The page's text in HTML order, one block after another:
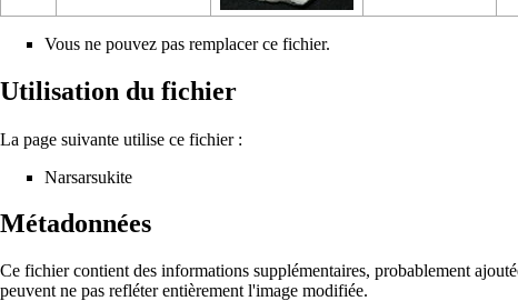
Vous ne pouvez pas remplacer ce fichier.
Utilisation du fichier
La page suivante utilise ce fichier :
Narsarsukite
Métadonnées
Ce fichier contient des informations supplémentaires, probablement
peuvent ne pas refléter entièrement l'image modifiée.